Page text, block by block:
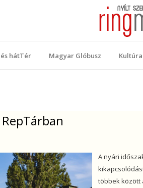
hátTér Magyar Glóbusz Kultúra
A nyári
többek között